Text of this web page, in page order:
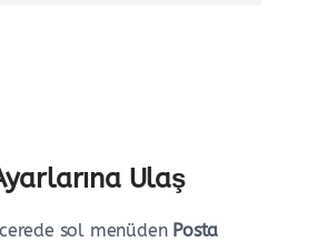
Ulaş
sol menüden Posta